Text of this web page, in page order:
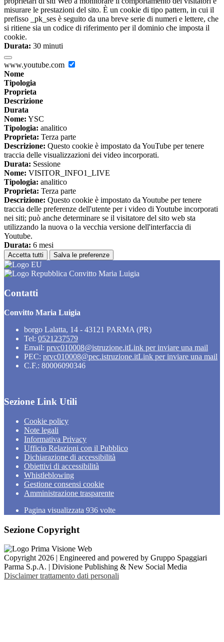
misurare le prestazioni del sito. È un cookie di tipo pattern, in cui il
prefisso _pk_ses è seguito da una breve serie di numeri e lettere, che
si ritiene sia un codice di riferimento per il dominio che imposta il
cookie.
Durata: 30 minuti
www.youtube.com
Nome
Tipologia
Proprieta
Descrizione
Durata
Nome: YSC
Tipologia: analitico
Proprieta: Terza parte
Descrizione: Questo cookie è impostato da YouTube per tenere
traccia delle visualizzazioni dei video incorporati.
Durata: Sessione
Nome: VISITOR_INFO1_LIVE
Tipologia: analitico
Proprieta: Terza parte
Descrizione: Questo cookie è impostato da Youtube per tenere
traccia delle preferenze dell'utente per i video di Youtube incorporati
nei siti; può anche determinare se il visitatore del sito web sta
utilizzando la nuova o la vecchia versione dell'interfaccia di
Youtube.
Durata: 6 mesi
Accetta tutti Salva le preferenze
Convitto Maria Luigia
Contatti
Convitto Maria Luigia
borgo Lalatta, 14 - 43121 PARMA (PR)
Tel: 0521237579
Email: prvc010008@istruzione.itLink per inviare una mail
PEC: prvc010008@pec.istruzione.itLink per inviare una mail
C.F.: 80006090346
Sezione Link Utili
Cookie policy
Note legali
Informativa Privacy
Ufficio Relazioni con il Pubblico
Dichiarazione di accessibilità
Obiettivi di accessibilità
Whistleblowing
Gestione consensi cookie
Amministrazione trasparente
Pagina visualizzata 936 volte
Sezione Copyright
Copyright 2026 | Engineered and powered by Gruppo Spaggiari
Parma S.p.A. | Divisione Publishing & New Social Media
Disclaimer trattamento dati personali